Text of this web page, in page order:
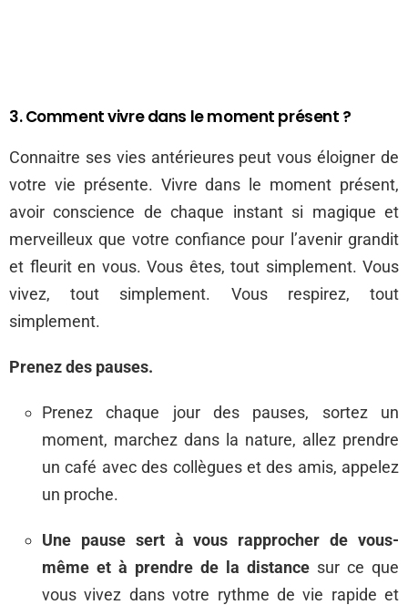
3. Comment vivre dans le moment présent ?
Connaitre ses vies antérieures peut vous éloigner de
votre vie présente. Vivre dans le moment présent,
avoir conscience de chaque instant si magique et
merveilleux que votre confiance pour l’avenir grandit
et fleurit en vous. Vous êtes, tout simplement. Vous
vivez, tout simplement. Vous respirez, tout
simplement.
Prenez des pauses.
Prenez chaque jour des pauses, sortez un
moment, marchez dans la nature, allez prendre
un café avec des collègues et des amis, appelez
un proche.
Une pause sert à vous rapprocher de vous-
même et à prendre de la distance sur ce que
vous vivez dans votre rythme de vie rapide et